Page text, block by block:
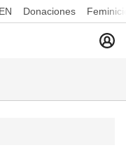
Donaciones